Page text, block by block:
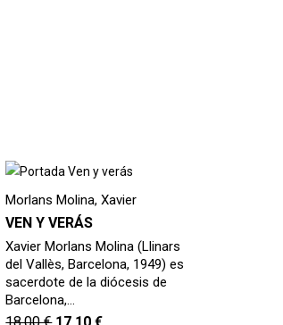
Morlans Molina, Xavier
VEN Y VERÁS
Xavier Morlans Molina (Llinars
del Vallès, Barcelona, 1949) es
sacerdote de la diócesis de
Barcelona,…
18,00€ 17,10€